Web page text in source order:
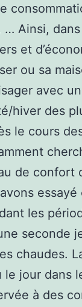
Ainsi,
et
ou sa
avec
hiver des
le cours
de confort
les
seconde
chaudes.
le jour dans
à des